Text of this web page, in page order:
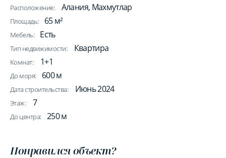
Расположение: Алания, Махмутлар
Площадь: 65 м²
Мебель: Есть
Тип недвижимости: Квартира
Комнат: 1+1
До моря: 600 м
Дата строительства: Июнь 2024
Этаж: 7
До центра: 250 м
Понравился объект?